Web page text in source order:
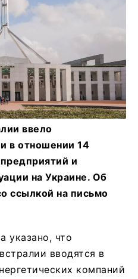
ввело
в отношении 14
и
на Украине. Об
ссылкой на письмо
указано, что
вводятся в
компаний